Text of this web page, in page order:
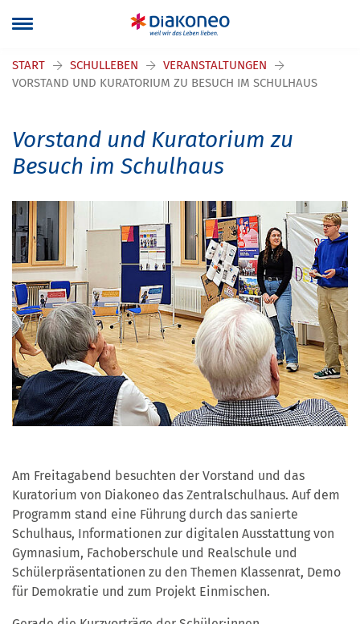
START SCHULLEBEN
VERANSTALTUNGEN
VORSTAND UND KURATORIUM ZU BESUCH IM SCHULHAUS
Vorstand und Kuratorium zu
Besuch im Schulhaus
Am Freitagabend besuchten der Vorstand und das
Kuratorium von Diakoneo das Zentralschulhaus. Auf dem
Programm stand eine Führung durch das sanierte
Schulhaus, Informationen zur digitalen Ausstattung von
Gymnasium, Fachoberschule und Realschule und
Schülerpräsentationen zu den Themen Klassenrat, Demo
für Demokratie und zum Projekt Einmischen.